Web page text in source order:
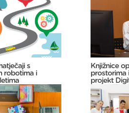
s
robotima i
Knjižnice
prostorima
projekt